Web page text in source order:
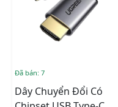
Đã bán: 7
Dây Chuyển Đổi Có